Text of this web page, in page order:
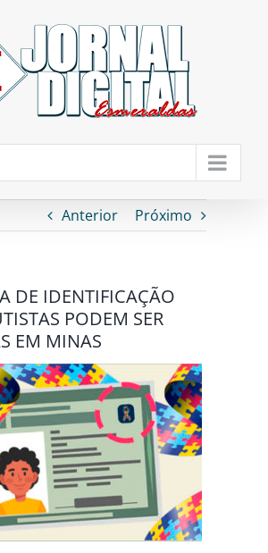
Anterior Próximo
DE IDENTIFICAÇÃO
PODEM SER
EM MINAS